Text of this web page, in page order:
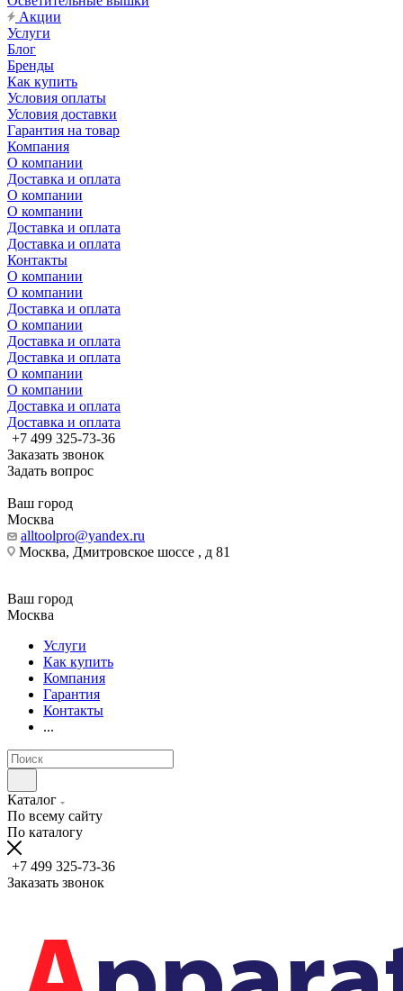
Акции
Услуги
Блог
Бренды
Как купить
Условия оплаты
Условия доставки
Гарантия на товар
Компания
О компании
Доставка и оплата
О компании
О компании
Доставка и оплата
Доставка и оплата
Контакты
О компании
О компании
Доставка и оплата
О компании
Доставка и оплата
Доставка и оплата
О компании
О компании
Доставка и оплата
Доставка и оплата
+7 499 325-73-36
Заказать звонок
Задать вопрос
Ваш город
Москва
alltoolpro@yandex.ru
Москва, Дмитровское шоссе , д 81
Ваш город
Москва
Услуги
Как купить
Компания
Гарантия
Контакты
...
Каталог
По всему сайту
По каталогу
+7 499 325-73-36
Заказать звонок